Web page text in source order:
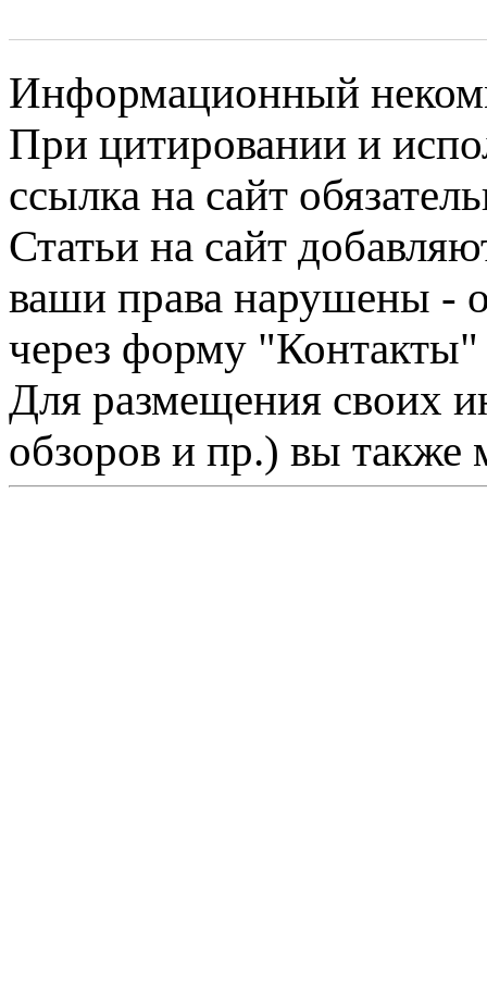
Информационный
При цитировании и
ссылка на сайт
Статьи на сайт
ваши права нарушены -
через форму "Контакты"
Для размещения своих
обзоров и пр.) вы также